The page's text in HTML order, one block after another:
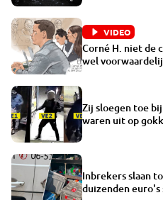
VIDEO
Corné H. niet de
wel
Zij sloegen toe
waren uit op
Inbrekers slaan
duizenden euro's